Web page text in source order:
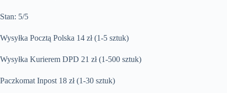
Stan: 5/5
Wysyłka Pocztą Polska 14 zł (1-5 sztuk)
Wysyłka Kurierem DPD 21 zł (1-500 sztuk)
Paczkomat Inpost 18 zł (1-30 sztuk)